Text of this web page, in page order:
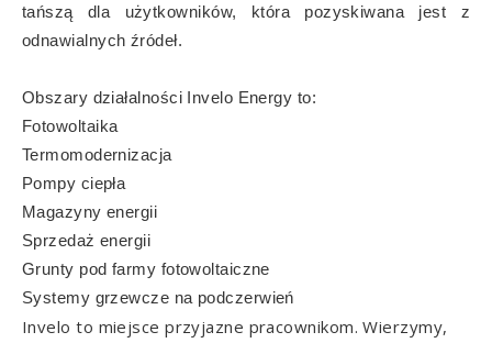
tańszą dla użytkowników, która pozyskiwana jest z
odnawialnych źródeł.
Obszary działalności Invelo Energy to:
Fotowoltaika
Termomodernizacja
Pompy ciepła
Magazyny energii
Sprzedaż energii
Grunty pod farmy fotowoltaiczne
Systemy grzewcze na podczerwień
Invelo to miejsce przyjazne pracownikom. Wierzymy,